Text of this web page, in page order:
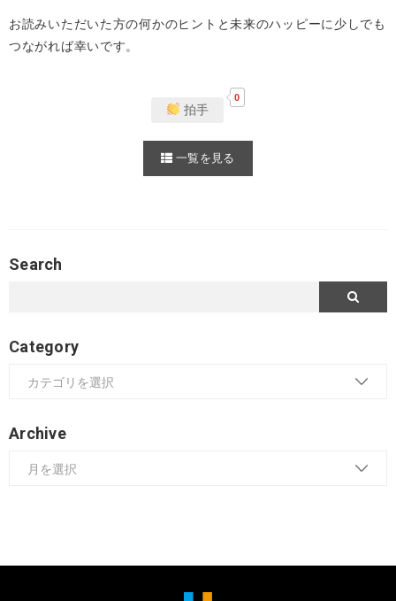
お読みいただいた方の何かのヒントと未来のハッピーに少しでも
つながれば幸いです。
拍手
0
一覧を見る
Search
Category
Archive